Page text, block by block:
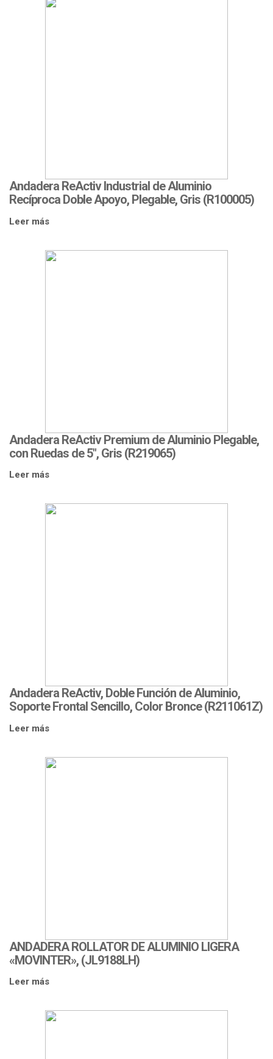
Andadera ReActiv Industrial de Aluminio
Recíproca Doble Apoyo, Plegable, Gris (R100005)
Leer más
Andadera ReActiv Premium de Aluminio Plegable,
con Ruedas de 5″, Gris (R219065)
Leer más
Andadera ReActiv, Doble Función de Aluminio,
Soporte Frontal Sencillo, Color Bronce (R211061Z)
Leer más
ANDADERA ROLLATOR DE ALUMINIO LIGERA
«MOVINTER», (JL9188LH)
Leer más